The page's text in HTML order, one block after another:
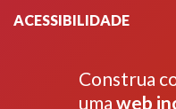
ACESSIBILIDADE
Construa
uma web